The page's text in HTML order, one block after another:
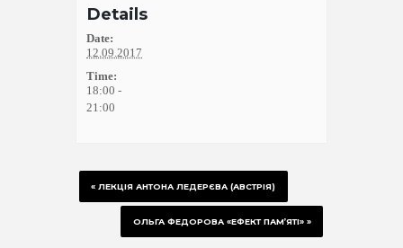
Details
Date:
12.09.2017
Time:
18:00 -
21:00
« ЛЕКЦІЯ АНТОНА ЛЕДЕРЄВА (АВСТРІЯ)
ОЛЬГА ФЕДОРОВА «ЕФЕКТ ПАМ’ЯТІ» »